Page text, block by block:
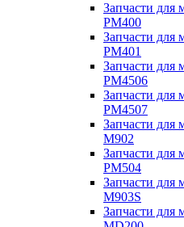
Запчасти для
PM400
Запчасти для
PM401
Запчасти для
PM4506
Запчасти для
PM4507
Запчасти для
M902
Запчасти для
PM504
Запчасти для
M903S
Запчасти для